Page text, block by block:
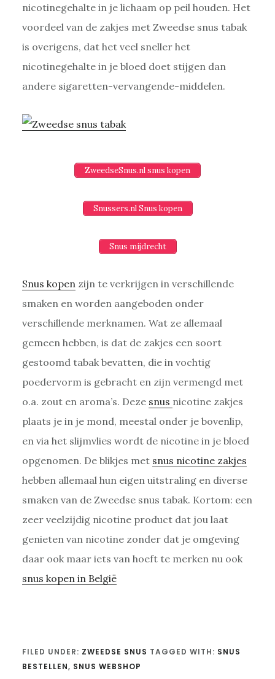
nicotinegehalte in je lichaam op peil houden. Het
voordeel van de zakjes met Zweedse snus tabak
is overigens, dat het veel sneller het
nicotinegehalte in je bloed doet stijgen dan
andere sigaretten-vervangende-middelen.
ZweedseSnus.nl snus kopen
Snussers.nl Snus kopen
Snus mijdrecht
Snus kopen zijn te verkrijgen in verschillende
smaken en worden aangeboden onder
verschillende merknamen. Wat ze allemaal
gemeen hebben, is dat de zakjes een soort
gestoomd tabak bevatten, die in vochtig
poedervorm is gebracht en zijn vermengd met
o.a. zout en aroma’s. Deze snus nicotine zakjes
plaats je in je mond, meestal onder je bovenlip,
en via het slijmvlies wordt de nicotine in je bloed
opgenomen. De blikjes met snus nicotine zakjes
hebben allemaal hun eigen uitstraling en diverse
smaken van de Zweedse snus tabak. Kortom: een
zeer veelzijdig nicotine product dat jou laat
genieten van nicotine zonder dat je omgeving
daar ook maar iets van hoeft te merken nu ook
snus kopen in België
FILED UNDER: ZWEEDSE SNUS TAGGED WITH: SNUS
BESTELLEN, SNUS WEBSHOP